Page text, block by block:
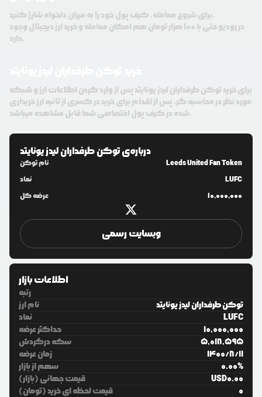
برای شروع معامله، کیف پول خود را به میزان دلخواه شارژ کنید.
در رودیو حتی با 100 هزار تومان هم امکان معامله و خرید ارز دیجیتال وجود
دارد.
برای خرید توکن طرفداران لیدز یونایتد پس از وارد کردن اطلاعات ارز و شبکه
مورد نظر در محاسبه گر، پس از اقدام برای خرید در کسری از ثانیه ارز خریداری
شده در کیف پول اختصاصی شما قابل مشاهده میباشد.
درباره‌یتوکن طرفداران لیدز یونایتد
نام توکن
Leeds United Fan Token
نماد
LUFC
عرضه کل
10,000,000
وبسایت رسمی
اطلاعات بازار
رتبه
نام ارز
توکن طرفداران لیدز یونایتد
نماد
LUFC
حداکثر عرضه
10,000,000
سکه درگردش
5,018,595
زمان عرضه
1400/8/11
سهم از بازار
0.00%
قیمت جهانی (بازار)
USD0.00
قیمت لحظه ای خرید (تومان)
0